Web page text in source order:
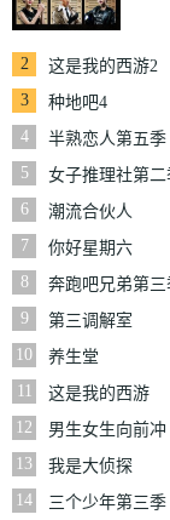
2
这是我的西游2
3
种地吧4
4
半熟恋人第五季
5
女子推理社第二
6
潮流合伙人
7
你好星期六
8
奔跑吧兄弟第三
9
第三调解室
10
养生堂
11
这是我的西游
12
男生女生向前冲
13
我是大侦探
14
三个少年第三季